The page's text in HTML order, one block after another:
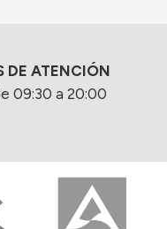
DE ATENCIÓN
09:30 a 20:00